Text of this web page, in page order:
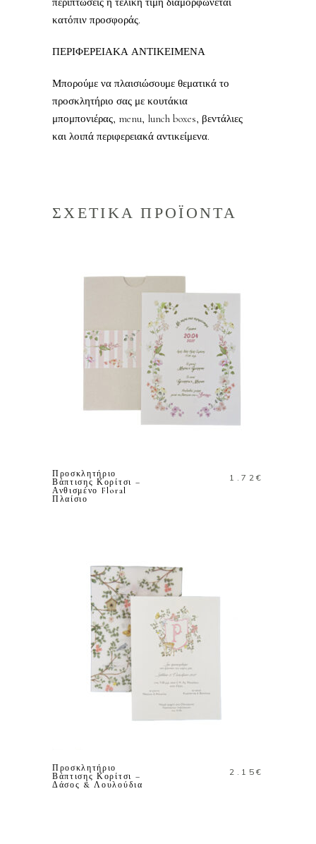
κατόπιν προσφοράς.
ΠΕΡΙΦΕΡΕΙΑΚΑ ΑΝΤΙΚΕΙΜΕΝΑ
Μπορούμε να πλαισιώσουμε θεματικά το
προσκλητήριο σας με κουτάκια
μπομπονιέρας, menu, lunch boxes, βεντάλιες
και λοιπά περιφερειακά αντικείμενα.
ΣΧΕΤΙΚΑ ΠΡΟΪΟΝΤΑ
ΠΡΟΣΘΗΚΗ ΣΤΟ
Προσκλητήριο
Βάπτισης Κορίτσι –
Ανθισμένο Floral
Πλαίσιο
1.72€
ΠΡΟΣΘΗΚΗ ΣΤΟ
Προσκλητήριο
Βάπτισης Κορίτσι –
Δάσος & Λουλούδια
2.15€